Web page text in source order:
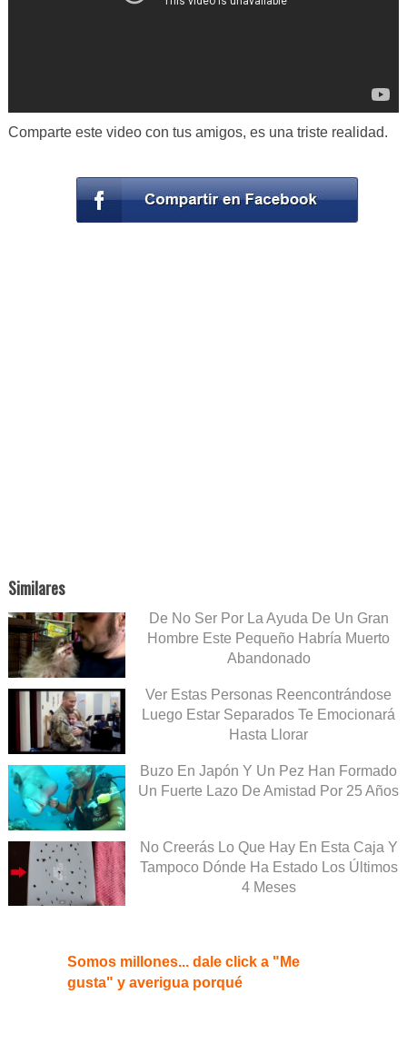
Comparte este video con tus amigos, es una triste realidad.
Similares
De No Ser Por La Ayuda De Un Gran
Hombre Este Pequeño Habría Muerto
Abandonado
Ver Estas Personas Reencontrándose
Luego Estar Separados Te Emocionará
Hasta Llorar
Buzo En Japón Y Un Pez Han Formado
Un Fuerte Lazo De Amistad Por 25 Años
No Creerás Lo Que Hay En Esta Caja Y
Tampoco Dónde Ha Estado Los Últimos
4 Meses
Somos millones... dale click a "Me
gusta" y averigua porqué